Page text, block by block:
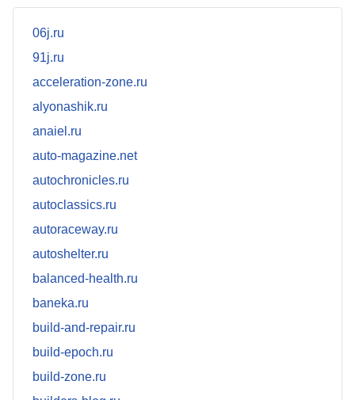
06j.ru
91j.ru
acceleration-zone.ru
alyonashik.ru
anaiel.ru
auto-magazine.net
autochronicles.ru
autoclassics.ru
autoraceway.ru
autoshelter.ru
balanced-health.ru
baneka.ru
build-and-repair.ru
build-epoch.ru
build-zone.ru